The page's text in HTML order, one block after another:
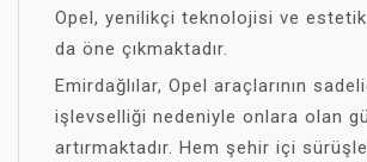
Opel, yenilikçi teknolojisi ve estetik
da öne çıkmaktadır.
Emirdağlılar, Opel araçlarının
işlevselliği nedeniyle onlara olan
artırmaktadır. Hem şehir içi